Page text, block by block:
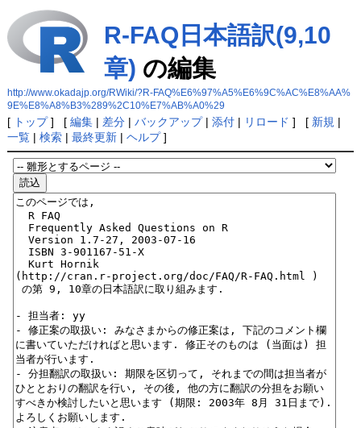
R-FAQ日本語訳(9,10
章) の編集
http://www.okadajp.org/RWiki/?R-FAQ%E6%97%A5%E6%9C%AC%E8%AA%
9E%E8%A8%B3%289%2C10%E7%AB%A0%29
[ トップ] [ 編集| 差分| バックアップ| 添付| リロード ] [ 新規 |
一覧| 検索| 最終更新| ヘルプ]